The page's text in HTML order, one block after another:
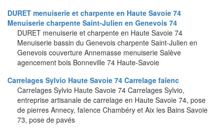
DURET menuiserie et charpente en Haute Savoie 74
Menuiserie charpente Saint-Julien en Genevois 74
DURET menuiserie et charpente en Haute Savoie 74
Menuiserie bassin du Genevois charpente Saint-Julien en
Genevois couverture Annemasse menuiserie Salève
agencement bois Bonneville 74 Haute-Savoie
Carrelages Sylvio Haute Savoie 74 Carrelage faîenc
Carrelages Sylvio Haute Savoie 74 Carrelages Sylvio,
entreprise artisanale de carrelage en Haute Savoie 74, pose
de pierres Annecy, faïence Chambéry et Aix les Bains Savoie
73, pose de pavés